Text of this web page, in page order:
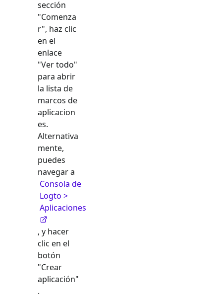
sección
"Comenza
r", haz clic
en el
enlace
"Ver todo"
para abrir
la lista de
marcos de
aplicacion
es.
Alternativa
mente,
puedes
navegar a
Consola de
Logto >
Aplicaciones
, y hacer
clic en el
botón
"Crear
aplicación"
.